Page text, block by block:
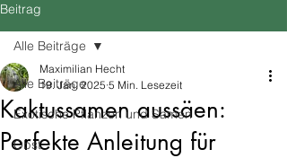
Beitrag
Alle Beiträge
Exotische Pflanzen und Samen
Obst
Alle Beiträge
Kaktussamen aussäen:
Perfekte Anleitung für
Maximilian Hecht
19. Jan. 2025 5 Min. Lesezeit